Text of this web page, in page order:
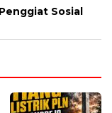
Sosial